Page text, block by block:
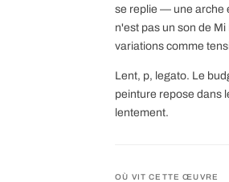
se replie — une arche
n'est pas un son de
variations comme
Lent, p, legato. Le
peinture repose dans
lentement.
OÙ VIT CETTE ŒUVRE